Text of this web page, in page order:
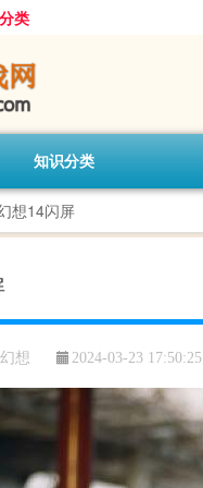
类
知识分类
想14闪屏
想 2024-03-23 17:50:25